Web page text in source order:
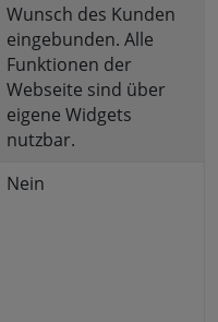
Wunsch des Kunden
eingebunden. Alle
Funktionen der
Webseite sind über
eigene Widgets
nutzbar.
Nein